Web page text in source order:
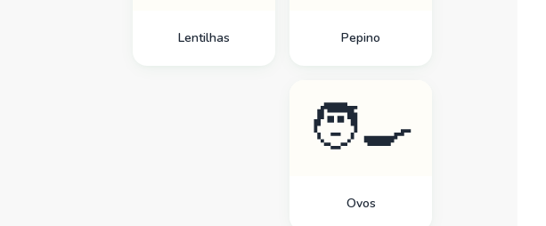
Lentilhas Pepino
🧑‍🍳
Ovos